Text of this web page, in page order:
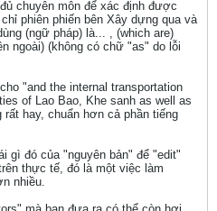
chuyên môn để xác định được
phiên phiến bên Xây dựng qua và
(ngữ pháp) là... , (which are)
ngoài) (không có chữ "as" do lỗi
"and the internal transportation
of Lao Bao, Khe sanh as well as
rất hay, chuẩn hơn cả phần tiếng
gì đó của "nguyên bản" để "edit"
thực tế, đó là một việc làm
nhiều.